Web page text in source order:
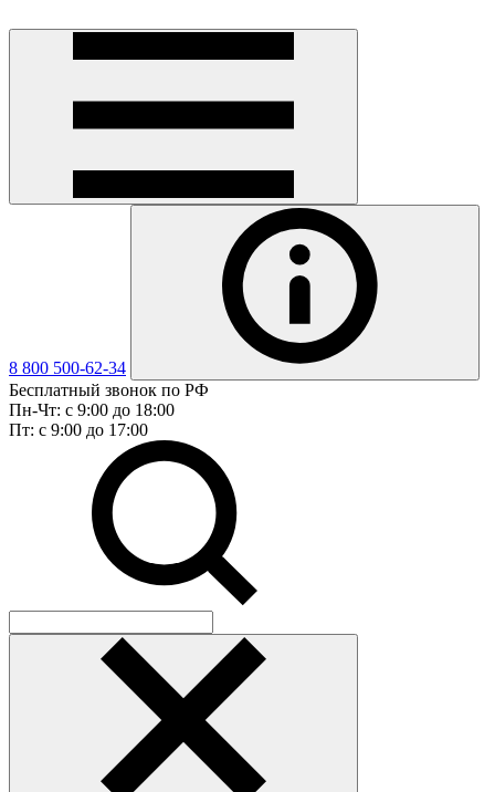
8 800 500-62-34
Бесплатный звонок по РФ
Пн-Чт: с 9:00 до 18:00
Пт: с 9:00 до 17:00